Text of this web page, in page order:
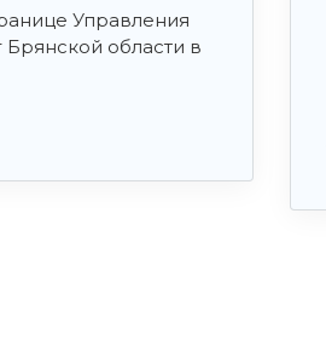
Управления
области в